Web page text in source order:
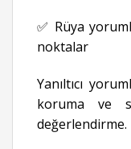
✅ Rüya
noktalar
Yanıltıcı
koruma ve
değerlendirme.